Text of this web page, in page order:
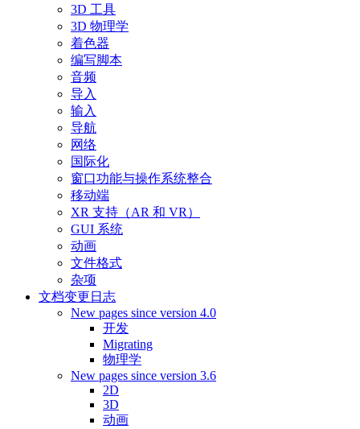
3D 工具
3D 物理学
着色器
编写脚本
音频
导入
输入
导航
网络
国际化
窗口功能与操作系统整合
移动端
XR 支持（AR 和 VR）
GUI 系统
动画
文件格式
杂项
文档变更日志
New pages since version 4.0
开发
Migrating
物理学
New pages since version 3.6
2D
3D
动画